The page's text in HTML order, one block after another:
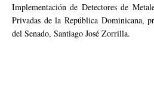
Implementación de Detectores de
Privadas de la República Dominicana,
del Senado, Santiago José Zorrilla.